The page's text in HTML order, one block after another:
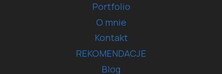
Portfolio
O mnie
Kontakt
REKOMENDACJE
Blog